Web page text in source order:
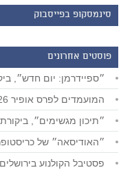
סינמסקופ בפייסבוק
פוסטים אחרונים
״ספיידרמן: יום חדש״,
המועמדים לפרס אופיר 2026: ״עצמאות״ מוביל
״תיכון מגשימים״, ביקורת
״האודיסאה״ של
פסטיבל הקולנוע בירושלים 2026: שמונה או תשע המלצות